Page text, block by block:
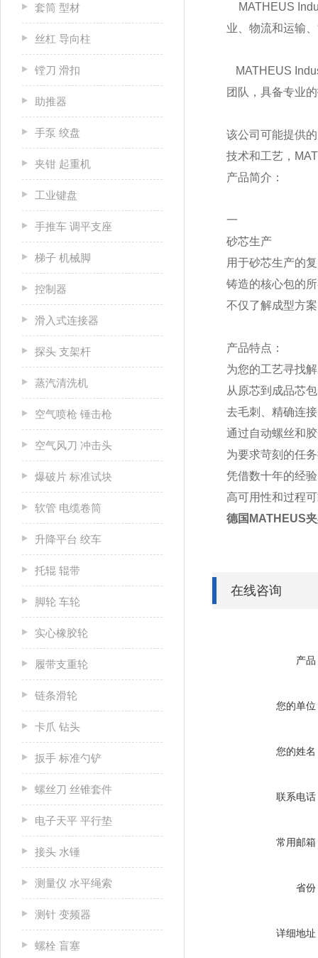
套筒 型材
丝杠 导向柱
镗刀 滑扣
助推器
手泵 绞盘
夹钳 起重机
工业键盘
手推车 调平支座
梯子 机械脚
控制器
滑入式连接器
探头 支架杆
蒸汽清洗机
空气喷枪 锤击枪
空气风刀 冲击头
爆破片 标准试块
软管 电缆卷筒
升降平台 绞车
托辊 辊带
脚轮 车轮
实心橡胶轮
履带支重轮
链条滑轮
卡爪 钻头
扳手 标准勺铲
螺丝刀 丝锥套件
电子天平 平行垫
接头 水锤
测量仪 水平绳索
测针 变频器
螺栓 盲塞
MATHEUS
业、物流和运输
MATHEUS
团队，具备专业
该公司可能提供
技术和工艺，
产品简介：
一
砂芯生产
用于砂芯生产的
铸造的核心包的
不仅了解成型方
产品特点：
为您的工艺寻找
从原芯到成品芯
去毛刺、精确连
通过自动螺丝和
为要求苛刻的任
凭借数十年的经
高可用性和过程
德国MATHEUS
在线咨询
产品
您的单位
您的姓名
联系电话
常用邮箱
省份
详细地址